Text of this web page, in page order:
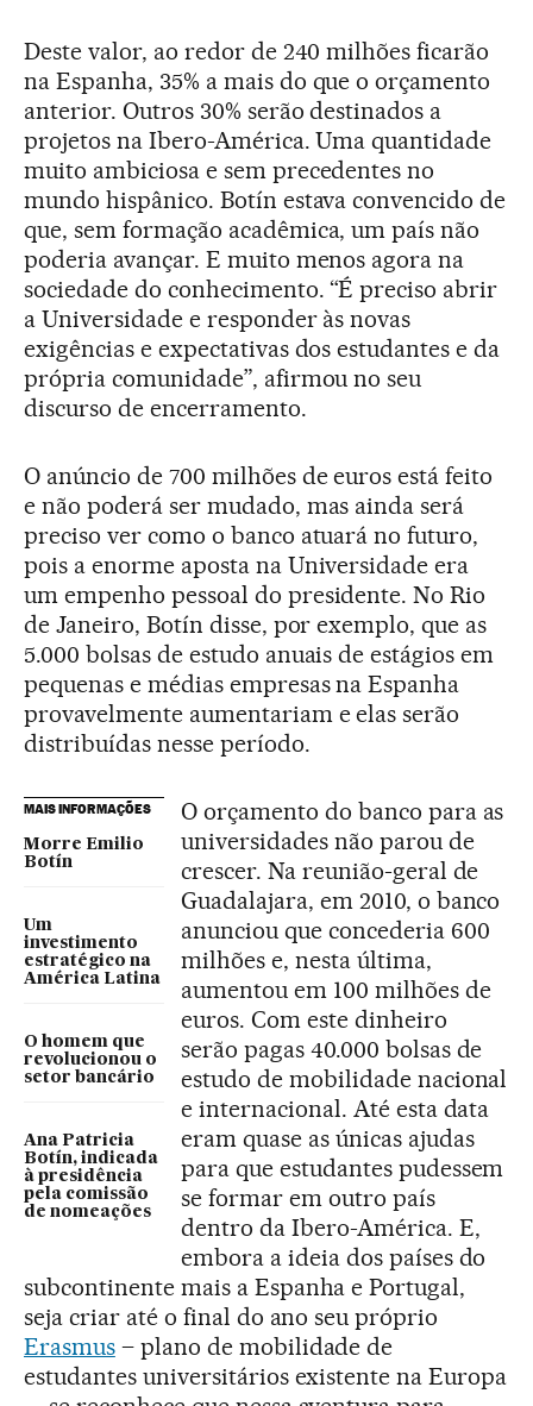
Deste valor, ao redor de 240 milhões ficarão
na Espanha, 35% a mais do que o orçamento
anterior. Outros 30% serão destinados a
projetos na Ibero-América. Uma quantidade
muito ambiciosa e sem precedentes no
mundo hispânico. Botín estava convencido de
que, sem formação acadêmica, um país não
poderia avançar. E muito menos agora na
sociedade do conhecimento. “É preciso abrir
a Universidade e responder às novas
exigências e expectativas dos estudantes e da
própria comunidade”, afirmou no seu
discurso de encerramento.
O anúncio de 700 milhões de euros está feito
e não poderá ser mudado, mas ainda será
preciso ver como o banco atuará no futuro,
pois a enorme aposta na Universidade era
um empenho pessoal do presidente. No Rio
de Janeiro, Botín disse, por exemplo, que as
5.000 bolsas de estudo anuais de estágios em
pequenas e médias empresas na Espanha
provavelmente aumentariam e elas serão
distribuídas nesse período.
MAIS INFORMAÇÕES
Morre Emilio
Botín
Um
investimento
estratégico na
América Latina
O homem que
revolucionou o
setor bancário
Ana Patricia
Botín, indicada
à presidência
pela comissão
de nomeações
O orçamento do banco para as
universidades não parou de
crescer. Na reunião-geral de
Guadalajara, em 2010, o banco
anunciou que concederia 600
milhões e, nesta última,
aumentou em 100 milhões de
euros. Com este dinheiro
serão pagas 40.000 bolsas de
estudo de mobilidade nacional
e internacional. Até esta data
eram quase as únicas ajudas
para que estudantes pudessem
se formar em outro país
dentro da Ibero-América. E,
embora a ideia dos países do
subcontinente mais a Espanha e Portugal,
seja criar até o final do ano seu próprio
Erasmus– plano de mobilidade de
estudantes universitários existente na Europa